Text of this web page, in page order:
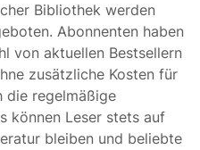
Bibliothek werden
Abonnenten haben
von aktuellen Bestsellern
zusätzliche Kosten für
die regelmäßige
können Leser stets auf
bleiben und beliebte